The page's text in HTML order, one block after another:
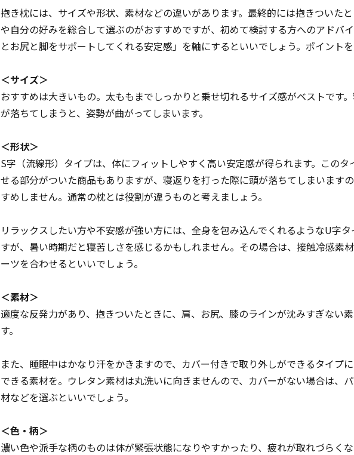
抱き枕には、サイズや形状、素材などの違いがあります。最終的には抱きついた
や自分の好みを総合して選ぶのがおすすめですが、初めて検討する方へのアドバ
とお尻と脚をサポートしてくれる安定感」を軸にするといいでしょう。ポイントを
＜サイズ＞
おすすめは大きいもの。太ももまでしっかりと乗せ切れるサイズ感がベストです
が落ちてしまうと、姿勢が曲がってしまいます。
＜形状＞
S字（流線形）タイプは、体にフィットしやすく高い安定感が得られます。このタ
せる部分がついた商品もありますが、寝返りを打った際に頭が落ちてしまいます
すめしません。通常の枕とは役割が違うものと考えましょう。
リラックスしたい方や不安感が強い方には、全身を包み込んでくれるようなU字
すが、暑い時期だと寝苦しさを感じるかもしれません。その場合は、接触冷感素
ーツを合わせるといいでしょう。
＜素材＞
適度な反発力があり、抱きついたときに、肩、お尻、膝のラインが沈みすぎない
す。
また、睡眠中はかなり汗をかきますので、カバー付きで取り外しができるタイプ
できる素材を。ウレタン素材は丸洗いに向きませんので、カバーがない場合は、
材などを選ぶといいでしょう。
＜色・柄＞
濃い色や派手な柄のものは体が緊張状態になりやすかったり、疲れが取れづらく